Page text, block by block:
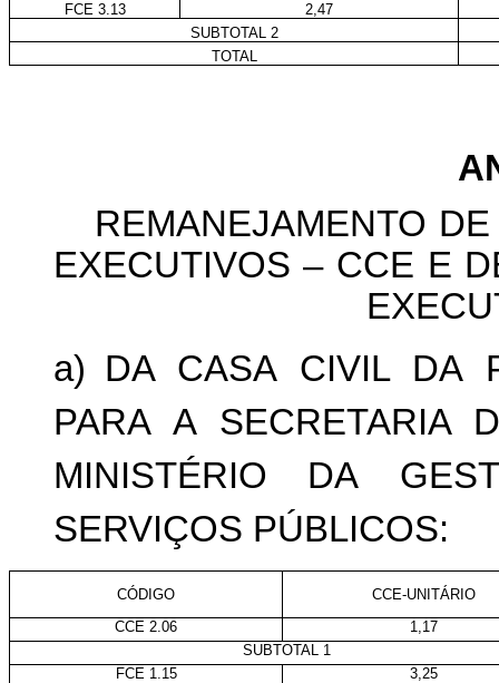
FCE 3.13
2,47
SUBTOTAL 2
TOTAL
REMANEJAMENTO DE
EXECUTIVOS – CCE E
a) DA CASA CIVIL DA
PARA A SECRETARIA
MINISTÉRIO
DA
SERVIÇOS PÚBLICOS:
CÓDIGO
CCE-UNITÁRIO
CCE 2.06
1,17
SUBTOTAL 1
FCE 1.15
3,25